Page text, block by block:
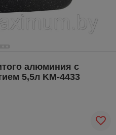
алюминия с
5,5л KM-4433